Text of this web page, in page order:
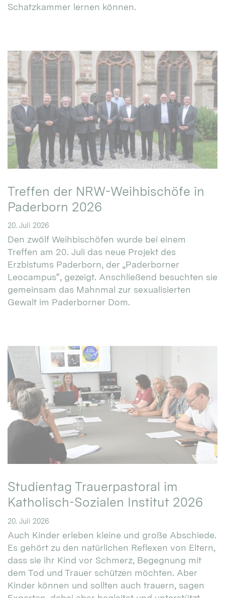
Schatzkammer lernen können.
Treffen der NRW-Weihbischöfe in
Paderborn 2026
20. Juli 2026
Den zwölf Weihbischöfen wurde bei einem
Treffen am 20. Juli das neue Projekt des
Erzbistums Paderborn, der „Paderborner
Leocampus“, gezeigt. Anschließend besuchten sie
gemeinsam das Mahnmal zur sexualisierten
Gewalt im Paderborner Dom.
Studientag Trauerpastoral im
Katholisch-Sozialen Institut 2026
20. Juli 2026
Auch Kinder erleben kleine und große Abschiede.
Es gehört zu den natürlichen Reflexen von Eltern,
dass sie ihr Kind vor Schmerz, Begegnung mit
dem Tod und Trauer schützen möchten. Aber
Kinder können und sollten auch trauern, sagen